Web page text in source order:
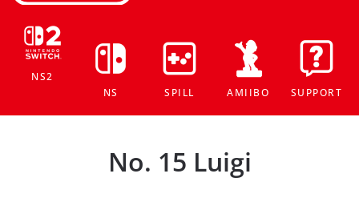
NS2
NS
SPILL AMIIBO SUPPORT
No. 15 Luigi